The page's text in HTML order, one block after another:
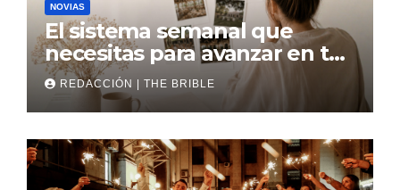
NOVIAS
El sistema semanal que
necesitas para avanzar en tu
boda
REDACCIÓN | THE BRIBLE